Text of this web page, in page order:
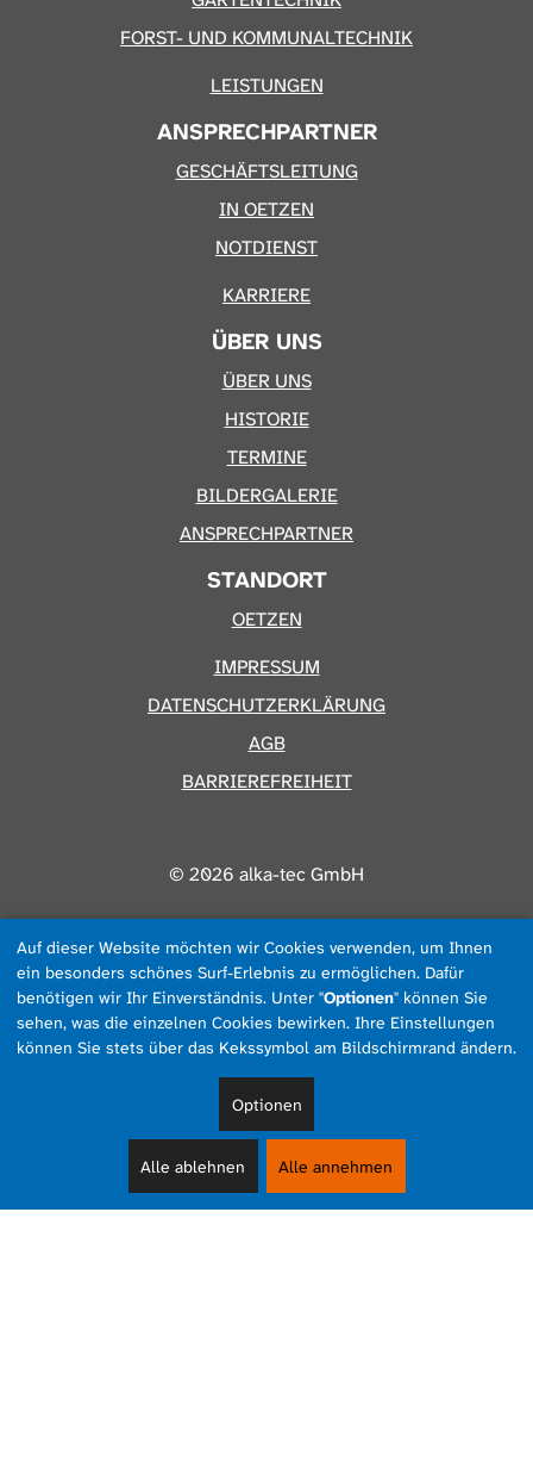
FORST- UND KOMMUNALTECHNIK
LEISTUNGEN
ANSPRECHPARTNER
GESCHÄFTSLEITUNG
IN OETZEN
NOTDIENST
KARRIERE
ÜBER UNS
ÜBER UNS
HISTORIE
TERMINE
BILDERGALERIE
ANSPRECHPARTNER
STANDORT
OETZEN
IMPRESSUM
DATENSCHUTZERKLÄRUNG
AGB
BARRIEREFREIHEIT
© 2026 alka-tec GmbH
Auf dieser Website möchten wir Cookies verwenden, um Ihnen
ein besonders schönes Surf-Erlebnis zu ermöglichen. Dafür
benötigen wir Ihr Einverständnis. Unter "Optionen" können Sie
sehen, was die einzelnen Cookies bewirken. Ihre Einstellungen
können Sie stets über das Kekssymbol am Bildschirmrand ändern.
Optionen
Alle ablehnen Alle annehmen